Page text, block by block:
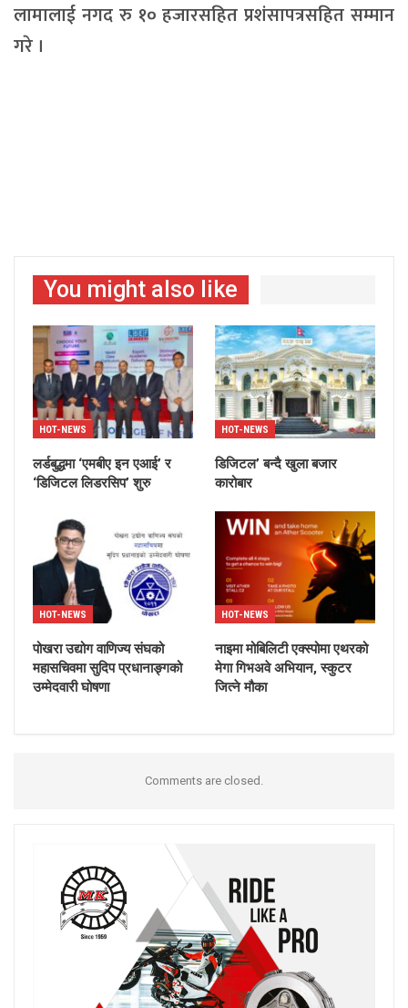
लामालाई नगद रु १० हजारसहित प्रशंसापत्रसहित सम्मान
गरे ।
You might also like
HOT-NEWS
लर्डबुद्धमा ‘एमबीए इन एआई’ र
‘डिजिटल लिडरसिप’ शुरु
HOT-NEWS
डिजिटल’ बन्दै खुला बजार
कारोबार
HOT-NEWS
पोखरा उद्योग वाणिज्य संघको
महासचिवमा सुदिप प्रधानाङ्गको
उम्मेदवारी घोषणा
HOT-NEWS
नाइमा मोबिलिटी एक्स्पोमा एथरको
मेगा गिभअवे अभियान, स्कुटर
जित्ने मौका
Comments are closed.